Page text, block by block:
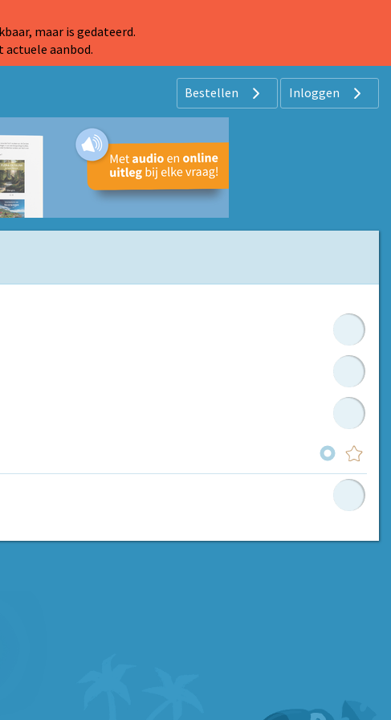
maar is gedateerd.
actuele aanbod.
Bestellen Inloggen